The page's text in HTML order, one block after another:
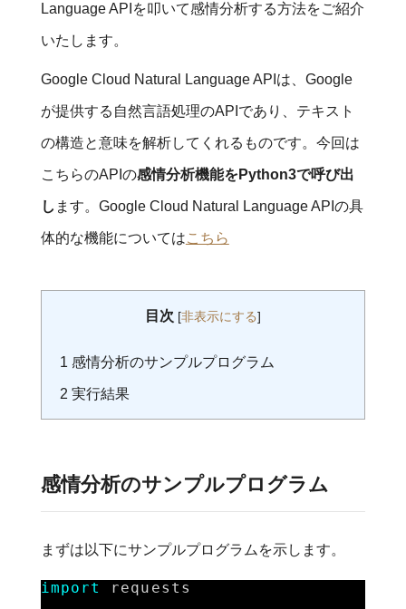
Language APIを叩いて感情分析する方法をご紹介
いたします。
Google Cloud Natural Language APIは、Google
が提供する自然言語処理のAPIであり、テキスト
の構造と意味を解析してくれるものです。今回は
こちらのAPIの感情分析機能をPython3で呼び出
し ます。Google Cloud Natural Language APIの具
体的な機能についてはこちら
目次 [非表示にする]
1 感情分析のサンプルプログラム
2 実行結果
感情分析のサンプルプログラム
まずは以下にサンプルプログラムを示します。
import
requests